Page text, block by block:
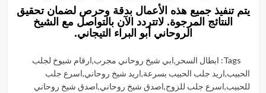
يتم تنفيذ جميع هذه الأعمال بدقة وحرص لضمان تحقيق
النتائج المرجوة. لاتتردد الآن بالتواصل مع الشيخ
الروحاني أبو البراء التيجاني.
Tags: ابطال السحر ,ابي شيخ روحاني مجرب,ارقام شيوخ لجلب
الحبيب,اريد جلب الحبيب بسرعة,اريد شيخ روحاني,اسرع جلب
للحبيب,اسرع جلب للزوج,اصدق شيخ روحاني,اصدق شيخ روحاني